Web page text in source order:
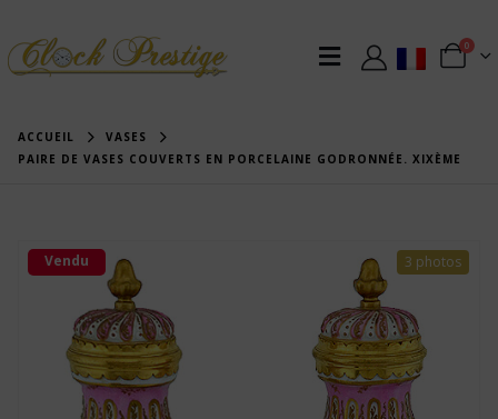
0
ACCUEIL
VASES
PAIRE DE VASES COUVERTS EN PORCELAINE GODRONNÉE. XIXÈME
3 photos
Vendu